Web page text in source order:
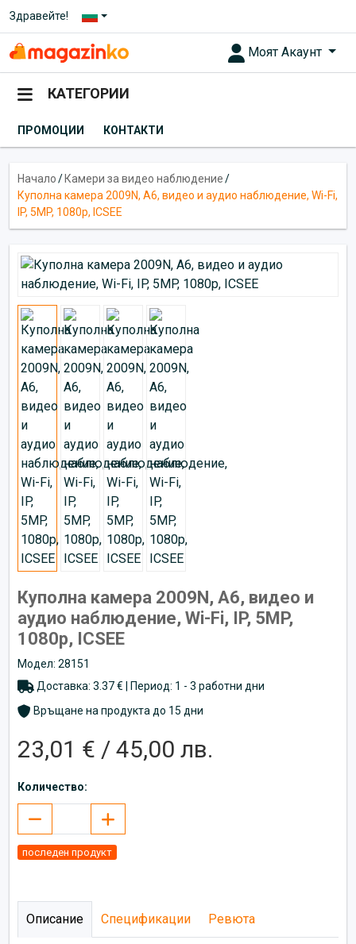
Здравейте!
Моят Акаунт
КАТЕГОРИИ
ПРОМОЦИИ КОНТАКТИ
Начало/ Камери за видео наблюдение/
Куполна камера 2009N, A6, видео и аудио наблюдение, Wi-Fi,
IP, 5MP, 1080p, ICSEE
Куполна камера 2009N, A6, видео и
аудио наблюдение, Wi-Fi, IP, 5MP,
1080p, ICSEE
Модел: 28151
Доставка: 3.37 € | Период: 1 - 3 работни дни
Връщане на продукта до 15 дни
23,01 € / 45,00 лв.
Количество:
последен продукт
Описание Спецификации Ревюта